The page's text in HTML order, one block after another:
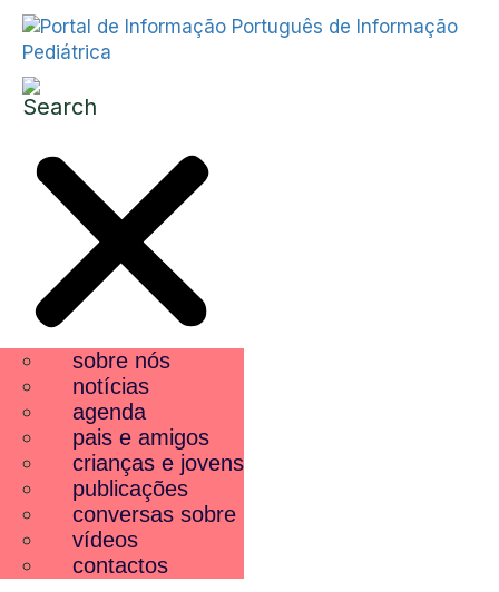
sobre nós
notícias
agenda
pais e amigos
crianças e jovens
publicações
conversas sobre
vídeos
contactos